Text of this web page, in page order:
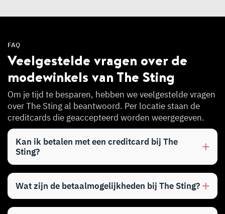
FAQ
Veelgestelde vragen over de
modewinkels van The Sting
Om je tijd te besparen, hebben we veelgestelde vragen
over The Sting al beantwoord. Per locatie staan de
creditcards die geaccepteerd worden weergegeven.
Kan ik betalen met een creditcard bij The
Sting?
Wat zijn de betaalmogelijkheden bij The Sting?